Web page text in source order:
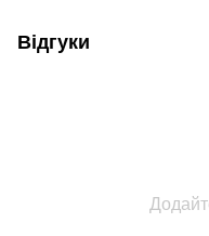
Відгуки